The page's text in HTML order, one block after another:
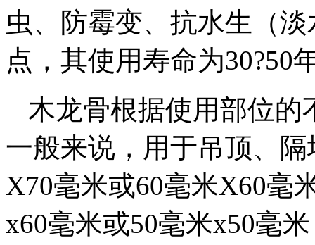
虫、防霉变、抗水生（
点，其使用寿命为30?50
木龙骨根据使用部位的
一般来说，用于吊顶、
X70毫米或60毫米X60毫
x60毫米或50毫米x50毫